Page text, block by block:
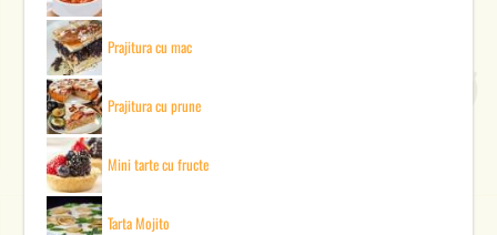
Prajitura cu mac
Prajitura cu prune
Mini tarte cu fructe
Tarta Mojito